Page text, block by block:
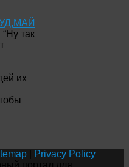
“Ну так
их
Privacy Policy